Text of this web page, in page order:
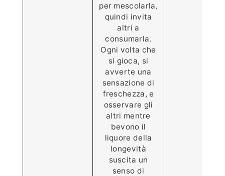
per mescolarla,
quindi invita
altri a
consumarla.
Ogni volta che
si gioca, si
avverte una
sensazione di
freschezza, e
osservare gli
altri mentre
bevono il
liquore della
longevità
suscita un
senso di